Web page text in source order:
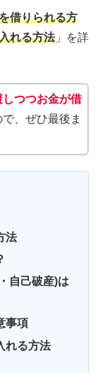
借りられる方
れる方法」を詳
つつお金が借
で、ぜひ最後ま
法
自己破産)は
事項
れる方法